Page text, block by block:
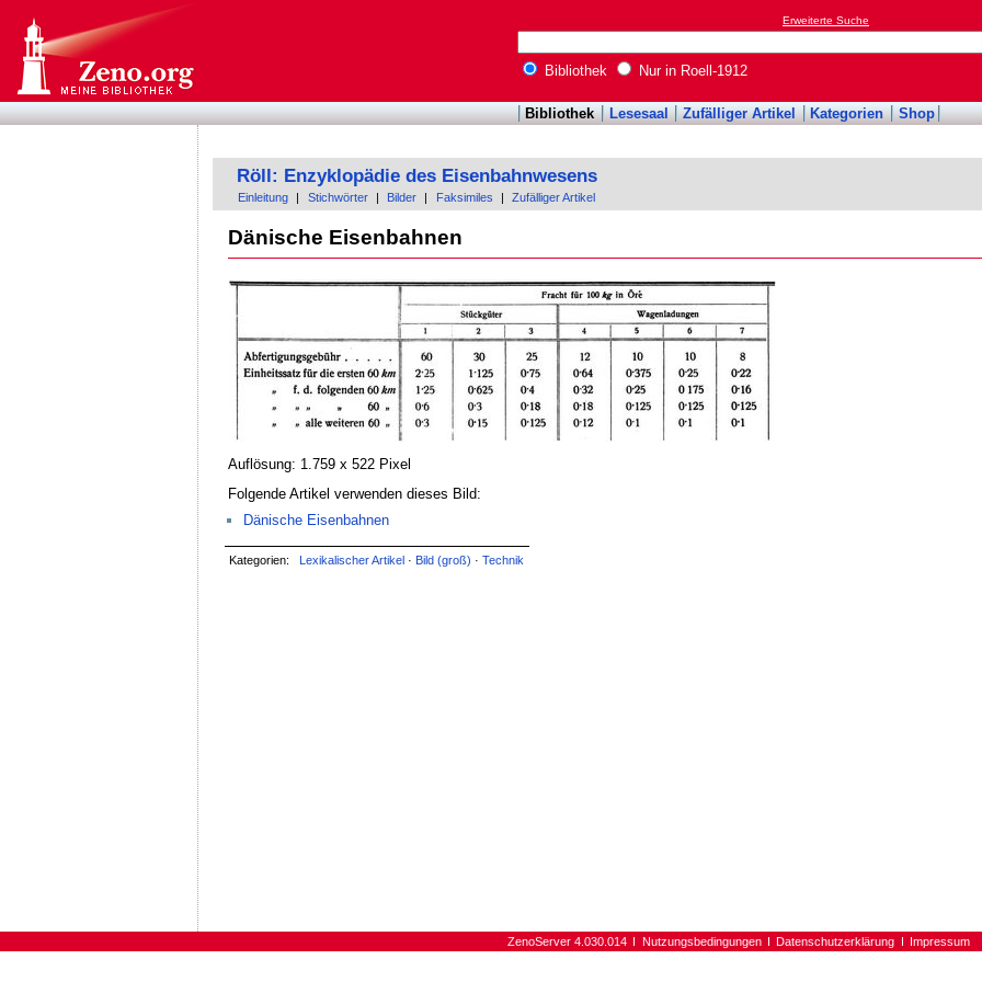
Erweiterte Suche
Bibliothek Nur in Roell-1912
Bibliothek Lesesaal Zufälliger Artikel Kategorien Shop
Röll: Enzyklopädie des Eisenbahnwesens
Einleitung Stichwörter Bilder Faksimiles Zufälliger Artikel
Dänische Eisenbahnen
Auflösung: 1.759 x 522 Pixel
Folgende Artikel verwenden dieses Bild:
Dänische Eisenbahnen
Kategorien: Lexikalischer Artikel · Bild (groß) ·Technik
ZenoServer 4.030.014 Nutzungsbedingungen Datenschutzerklärung Impressum